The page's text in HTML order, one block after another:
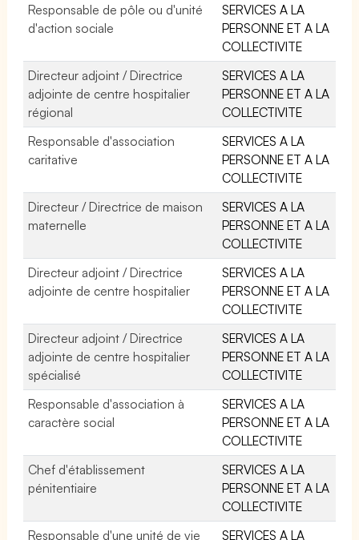
Responsable de pôle ou d'unité
d'action sociale
SERVICES A LA
PERSONNE ET A LA
COLLECTIVITE
Directeur adjoint / Directrice
adjointe de centre hospitalier
régional
SERVICES A LA
PERSONNE ET A LA
COLLECTIVITE
Responsable d'association
caritative
SERVICES A LA
PERSONNE ET A LA
COLLECTIVITE
Directeur / Directrice de maison
maternelle
SERVICES A LA
PERSONNE ET A LA
COLLECTIVITE
Directeur adjoint / Directrice
adjointe de centre hospitalier
SERVICES A LA
PERSONNE ET A LA
COLLECTIVITE
Directeur adjoint / Directrice
adjointe de centre hospitalier
spécialisé
SERVICES A LA
PERSONNE ET A LA
COLLECTIVITE
Responsable d'association à
caractère social
SERVICES A LA
PERSONNE ET A LA
COLLECTIVITE
Chef d'établissement
pénitentiaire
SERVICES A LA
PERSONNE ET A LA
COLLECTIVITE
Responsable d'une unité de vie
SERVICES A LA